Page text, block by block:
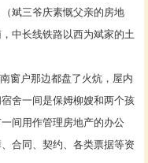
斌三爷庆素慨父亲的房地
中长线铁路以西为斌家的土
户那边都盘了火炕，屋内
舍一间是保姆柳嫂和两个孩
间用作管理房地产的办公
合同、契约、各类票据等资